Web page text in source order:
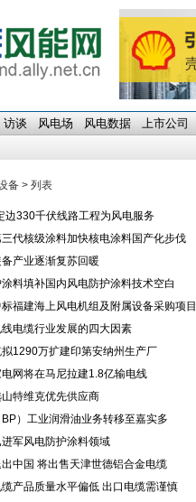
访谈 风电场 风电数据 上市公司
备 > 列表
边330千伏线路工程为风电服务
代核级涂料加快核电涂料国产化步伐
产业逐渐复苏回暖
料填补国内风电防护涂料技术空白
福建海上风电机组及附属设备采购项目
电缆行业发展的四大因素
1290万扩建印第安纳州生产厂
网将在马尼拉建1.8亿输电线
特维克优先供应商
）工业润滑油业务转移至嘉实多
军风电防护涂料领域
中国 将出售天津世德铝合金电缆
产品质量水平偏低 出口电缆需谨慎